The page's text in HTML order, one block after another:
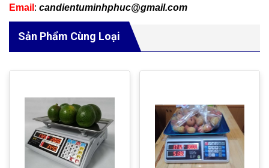
Email : candientuminhphuc@gmail.com
Sản Phẩm Cùng Loại